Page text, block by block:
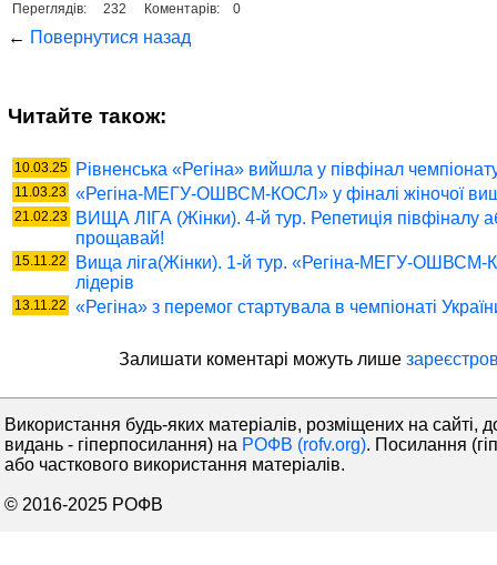
Переглядів: 232 Коментарів: 0
← Повернутися назад
Читайте також:
10.03.25 Рівненська «Регіна» вийшла у півфінал
11.03.23 «Регіна-МЕГУ-ОШВСМ-КОСЛ» у фіналі жіночої
21.02.23
ВИЩА ЛІГА (Жінки). 4-й тур. Репетиція півфіналу
прощавай!
15.11.22
Вища ліга(Жінки). 1-й тур. «Регіна-МЕГУ-ОШВСМ-
лідерів
13.11.22 «Регіна» з перемог стартувала в чемпіонаті
Залишати коментaрі можуть лише
Використання будь-яких матеріалів, розміщених на сайті,
видань - гіперпосилання) на РОФВ (rofv.org). Посилання
або часткового використання матеріалів.
© 2016-2025 РОФВ